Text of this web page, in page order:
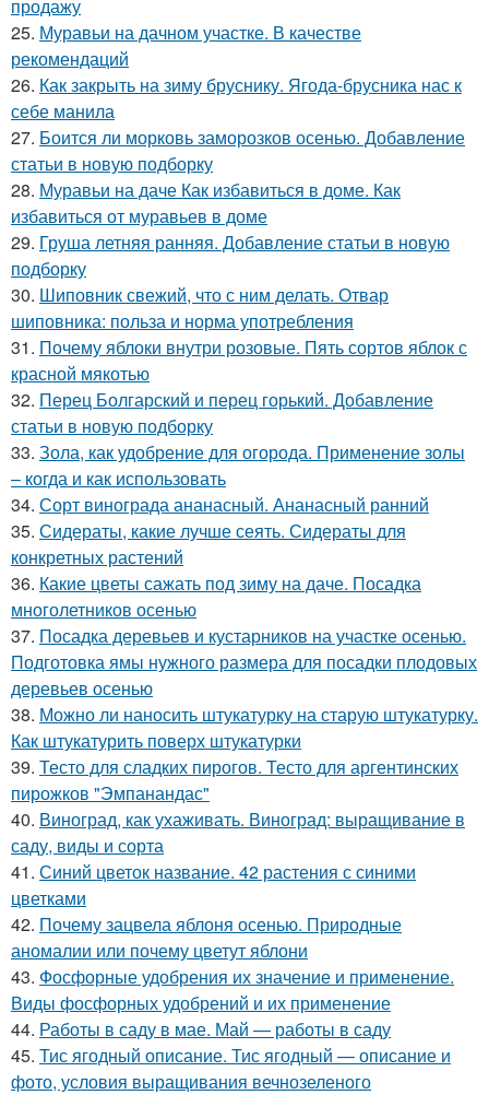
продажу
25. Муравьи на дачном участке. В качестве
рекомендаций
26. Как закрыть на зиму бруснику. Ягода-брусника нас к
себе манила
27. Боится ли морковь заморозков осенью. Добавление
статьи в новую подборку
28. Муравьи на даче Как избавиться в доме. Как
избавиться от муравьев в доме
29. Груша летняя ранняя. Добавление статьи в новую
подборку
30. Шиповник свежий, что с ним делать. Отвар
шиповника: польза и норма употребления
31. Почему яблоки внутри розовые. Пять сортов яблок с
красной мякотью
32. Перец Болгарский и перец горький. Добавление
статьи в новую подборку
33. Зола, как удобрение для огорода. Применение золы
– когда и как использовать
34. Сорт винограда ананасный. Ананасный ранний
35. Сидераты, какие лучше сеять. Сидераты для
конкретных растений
36. Какие цветы сажать под зиму на даче. Посадка
многолетников осенью
37. Посадка деревьев и кустарников на участке осенью.
Подготовка ямы нужного размера для посадки плодовых
деревьев осенью
38. Можно ли наносить штукатурку на старую штукатурку.
Как штукатурить поверх штукатурки
39. Тесто для сладких пирогов. Тесто для аргентинских
пирожков "Эмпанандас"
40. Виноград, как ухаживать. Виноград: выращивание в
саду, виды и сорта
41. Синий цветок название. 42 растения с синими
цветками
42. Почему зацвела яблоня осенью. Природные
аномалии или почему цветут яблони
43. Фосфорные удобрения их значение и применение.
Виды фосфорных удобрений и их применение
44. Работы в саду в мае. Май — работы в саду
45. Тис ягодный описание. Тис ягодный — описание и
фото, условия выращивания вечнозеленого